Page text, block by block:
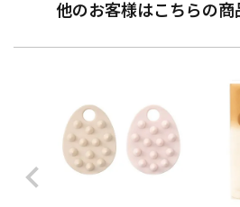
他のお客様はこちらの